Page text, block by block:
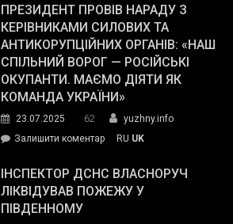
Street
Journal.
Південному
працівникам
ОПЗ
з
матеріального
резерву
гуманітарну
допомогу
ПРЕЗИДЕНТ ПРОВІВ НАРАДУ З
КЕРІВНИКАМИ СИЛОВИХ ТА
АНТИКОРУПЦІЙНИХ ОРГАНІВ: «НАШ
СПІЛЬНИЙ ВОРОГ — РОСІЙСЬКІ
ОКУПАНТИ. МАЄМО ДІЯТИ ЯК
КОМАНДА УКРАЇНИ»
23.07.2025 62
yuzhny.info
Залишити коментарon
провів
нараду
RU UK
ІНСПЕКТОР ДСНС ВЛАСНОРУЧ
ЛІКВІДУВАВ ПОЖЕЖУ У
ПІВДЕННОМУ